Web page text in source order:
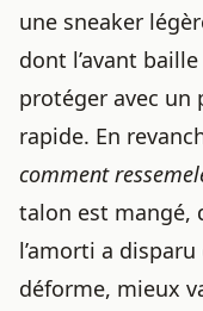
une sneaker
dont l’avant
protéger avec un
rapide. En
comment
talon est mangé,
l’amorti a
déforme, mieux